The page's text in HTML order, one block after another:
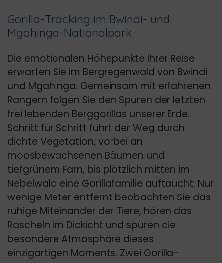
Gorilla-Tracking im Bwindi- und
Mgahinga-Nationalpark
Die emotionalen Höhepunkte Ihrer Reise
erwarten Sie im Bergregenwald von Bwindi
und Mgahinga. Gemeinsam mit erfahrenen
Rangern folgen Sie den Spuren der letzten
frei lebenden Berggorillas unserer Erde.
Schritt für Schritt führt der Weg durch
dichte Vegetation, vorbei an
moosbewachsenen Bäumen und
tiefgrünem Farn, bis plötzlich mitten im
Nebelwald eine Gorillafamilie auftaucht. Nur
wenige Meter entfernt beobachten Sie das
ruhige Miteinander der Tiere, hören das
Rascheln im Dickicht und spüren die
besondere Atmosphäre dieses
einzigartigen Moments. Zwei Gorilla-